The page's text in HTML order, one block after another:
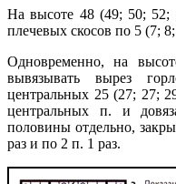
На высоте 48 (49; 50; 52;
плечевых скосов по 5 (7;
Одновременно, на
вывязывать вырез
центральных 25 (27; 27;
центральных п. и
половины отдельно,
раз и по 2 п. 1 раз.